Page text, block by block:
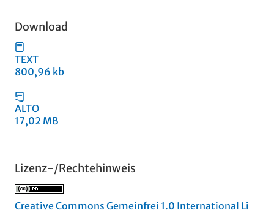
Download
TEXT
800,96 kb
ALTO
17,02 MB
Lizenz-/Rechtehinweis
Creative Commons Gemeinfrei 1.0 International Li